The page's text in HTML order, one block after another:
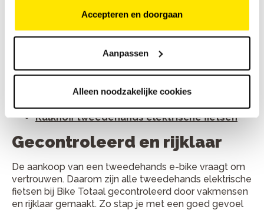
Accepteren en doorgaan
Aanpassen
Alleen noodzakelijke cookies
Cortina tweedehands elektrische fietsen
Cube tweedehands elektrische fietsen
Koga tweedehands elektrische fietsen
Merida tweedehands elektrische fietsen
Kalkhoff tweedehands elektrische fietsen
Gecontroleerd en rijklaar
De aankoop van een tweedehands e-bike vraagt om
vertrouwen. Daarom zijn alle tweedehands elektrische
fietsen bij Bike Totaal gecontroleerd door vakmensen
en rijklaar gemaakt. Zo stap je met een goed gevoel